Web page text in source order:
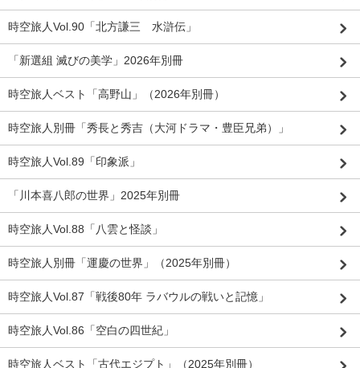
時空旅人Vol.90「北方謙三 水滸伝」
「新選組 滅びの美学」2026年別冊
時空旅人ベスト「高野山」（2026年別冊）
時空旅人別冊「秀長と秀吉（大河ドラマ・豊臣兄弟）」
時空旅人Vol.89「印象派」
「川本喜八郎の世界」2025年別冊
時空旅人Vol.88「八雲と怪談」
時空旅人別冊「運慶の世界」（2025年別冊）
時空旅人Vol.87「戦後80年 ラバウルの戦いと記憶」
時空旅人Vol.86「空白の四世紀」
時空旅人ベスト「古代エジプト」（2025年別冊）